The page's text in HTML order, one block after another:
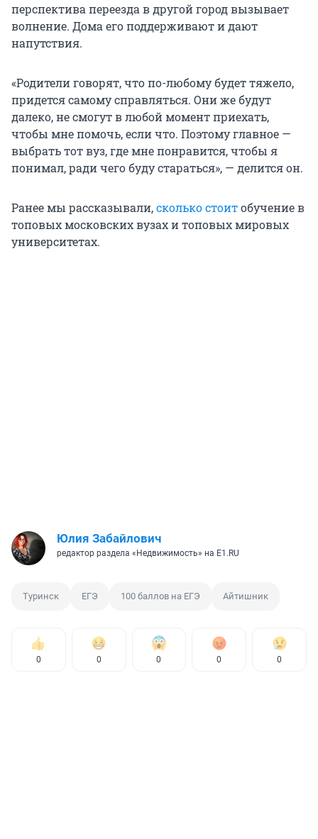
перспектива переезда в другой город вызывает
волнение. Дома его поддерживают и дают
напутствия.
«Родители говорят, что по-любому будет тяжело,
придется самому справляться. Они же будут
далеко, не смогут в любой момент приехать,
чтобы мне помочь, если что. Поэтому главное —
выбрать тот вуз, где мне понравится, чтобы я
понимал, ради чего буду стараться», — делится он.
Ранее мы рассказывали,сколько стоитобучение в
топовых московских вузах и топовых мировых
университетах.
Юлия Забайлович
редактор раздела «Недвижимость» на E1.RU
Туринск ЕГЭ 100 баллов на ЕГЭ Айтишник
0 0 0 0 0